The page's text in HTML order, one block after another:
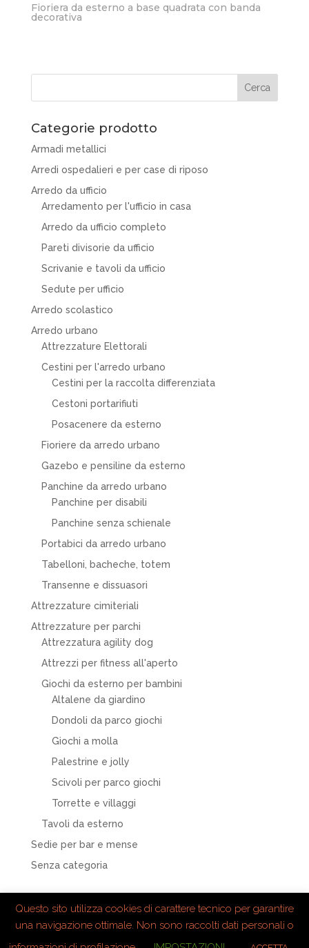
Fioriera da esterno a base quadrata con banda
decorativa
Categorie prodotto
Armadi metallici
Arredi ospedalieri e per case di riposo
Arredo da ufficio
Arredamento per l'ufficio in casa
Arredo da ufficio completo
Pareti divisorie da ufficio
Scrivanie e tavoli da ufficio
Sedute per ufficio
Arredo scolastico
Arredo urbano
Attrezzature Elettorali
Cestini per l'arredo urbano
Cestini per la raccolta differenziata
Cestoni portarifiuti
Posacenere da esterno
Fioriere da arredo urbano
Gazebo e pensiline da esterno
Panchine da arredo urbano
Panchine per disabili
Panchine senza schienale
Portabici da arredo urbano
Tabelloni, bacheche, totem
Transenne e dissuasori
Attrezzature cimiteriali
Attrezzature per parchi
Attrezzatura agility dog
Attrezzi per fitness all'aperto
Giochi da esterno per bambini
Altalene da giardino
Dondoli da parco giochi
Giochi a molla
Palestrine e jolly
Scivoli per parco giochi
Torrette e villaggi
Tavoli da esterno
Sedie per bar e mense
Senza categoria
Questo sito utilizza cookies di carattere tecnico per garantire
una navigazione ottimale. Non sono raccolti dati personali o